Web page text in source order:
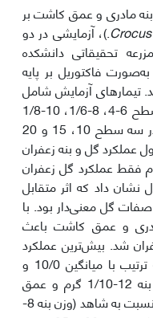
مادری و عمق کاشت بر
L.)، آزمایشی در دو
95-94 و 96-95 در مزرعه تحقیقاتی دانشکده
فاکتوریل بر پایه
تیمارهای آزمایش شامل
وزن‌های مختلف بنه مادری در چهار سطح 6-4، 8-1/6، 10-1/8
و 12-1/10 گرم و عمق کاشت بنه در سه سطح 10، 15 و 20
عملکرد گل و بنه زعفران
فقط عملکرد گل زعفران
داد که اثر متقابل
گل معنی‌دار بود. با
و عمق کاشت باعث
شد. بیش‌ترین عملکرد
کلاله‌ خشک در سال اول و دوم )به ترتیب با میانگین 10/0 و
53/0 گرم در مترمربع( در تیمار وزن بنه 12-1/10 گرم و عمق
کاشت 20 سانتی‌متر به دست آمد که نسبت به شاهد (وزن بنه 8-